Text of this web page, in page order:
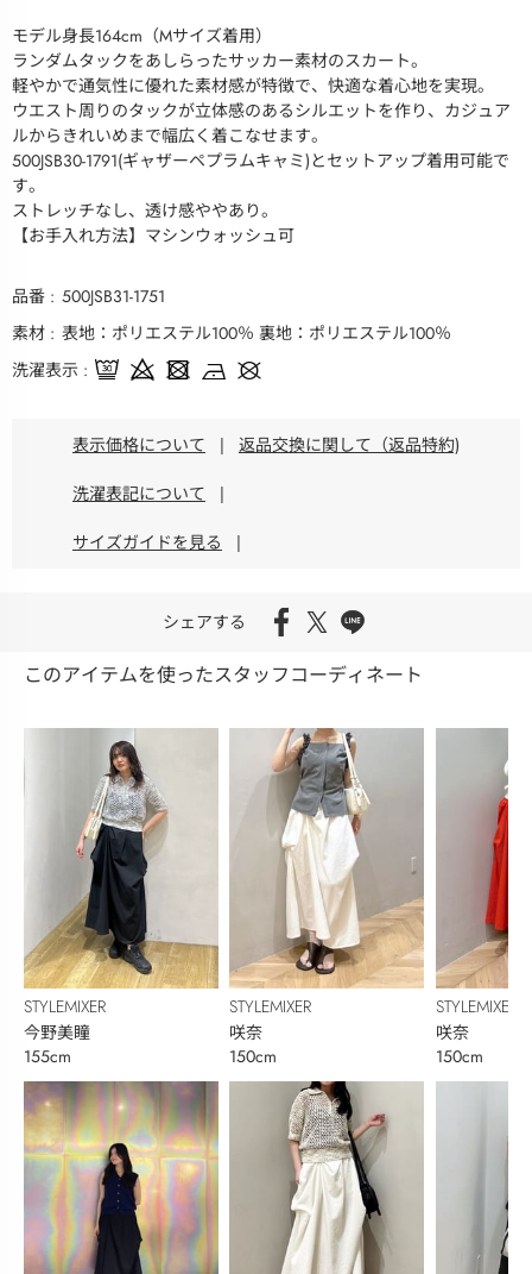
モデル身長164cm（Mサイズ着用）
ランダムタックをあしらったサッカー素材のスカート。
軽やかで通気性に優れた素材感が特徴で、快適な着心地を実現。
ウエスト周りのタックが立体感のあるシルエットを作り、カジュア
ルからきれいめまで幅広く着こなせます。
500JSB30-1791(ギャザーペプラムキャミ)とセットアップ着用可能で
す。
ストレッチなし、透け感ややあり。
【お手入れ方法】マシンウォッシュ可
品番
500JSB31-1751
素材
表地：ポリエステル100％ 裏地：ポリエステル100％
洗濯表示
表示価格について | 返品交換に関して（返品特約)
洗濯表記について |
サイズガイドを見る |
シェアする
このアイテムを使ったスタッフコーディネート
STYLEMIXER
今野美瞳
155cm
STYLEMIXER
咲奈
150cm
STYLEMIXER
咲奈
150cm